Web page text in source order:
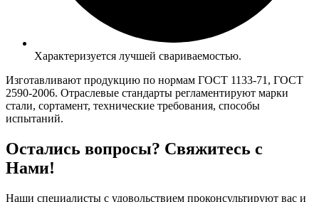
Характеризуется лучшей свариваемостью.
Изготавливают продукцию по нормам ГОСТ 1133-71, ГОСТ
2590-2006. Отраслевые стандарты регламентируют марки
стали, сортамент, технические требования, способы
испытаний.
Остались вопросы? Свяжитесь с
Нами!
Наши специалисты с удовольствием проконсультируют вас и